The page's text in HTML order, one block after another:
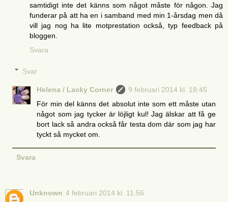
samtidigt inte det känns som något måste för någon. Jag
funderar på att ha en i samband med min 1-årsdag men då
vill jag nog ha lite motprestation också, typ feedback på
bloggen.
Svara
Svar
Helena / Lacky Corner
9 februari 2014 kl. 18:45
För min del känns det absolut inte som ett måste utan
något som jag tycker är löjligt kul! Jag älskar att få ge
bort lack så andra också får testa dom där som jag har
tyckt så mycket om.
Svara
Unknown 4 februari 2014 kl. 11:56